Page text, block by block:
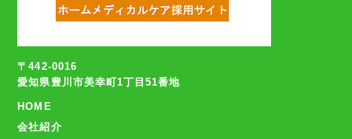
〒442-0016
愛知県豊川市美幸町1丁目51番地
HOME
会社紹介